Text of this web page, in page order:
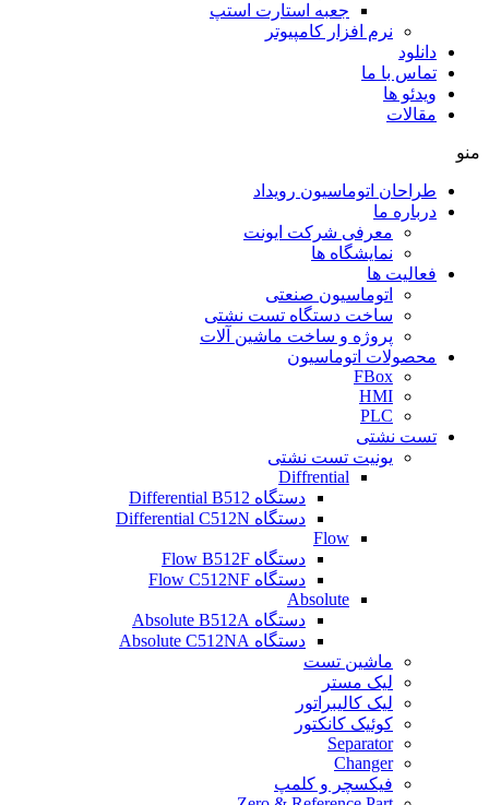
جعبه استارت استپ
نرم افزار کامپیوتر
دانلود
تماس با ما
ویدئو ها
مقالات
منو
طراحان اتوماسیون رویداد
درباره ما
معرفی شرکت ایونت
نمایشگاه ها
فعالیت ها
اتوماسیون صنعتی
ساخت دستگاه تست نشتی
پروژه و ساخت ماشین آلات
محصولات اتوماسیون
FBox
HMI
PLC
تست نشتی
یونیت تست نشتی
Diffrential
دستگاه Differential B512
دستگاه Differential C512N
Flow
دستگاه Flow B512F
دستگاه Flow C512NF
Absolute
دستگاه Absolute B512A
دستگاه Absolute C512NA
ماشین تست
لیک مستر
لیک کالیبراتور
کوئیک کانکتور
Separator
Changer
فیکسچر و کلمپ